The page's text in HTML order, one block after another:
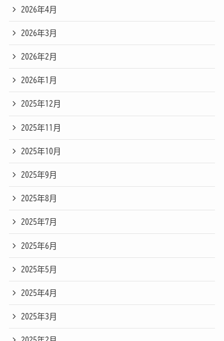
2026年4月
2026年3月
2026年2月
2026年1月
2025年12月
2025年11月
2025年10月
2025年9月
2025年8月
2025年7月
2025年6月
2025年5月
2025年4月
2025年3月